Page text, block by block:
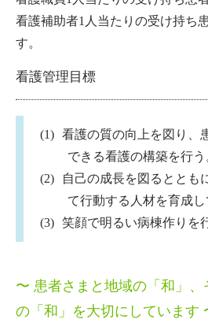
看護補助者1人当たりの受け持ち
す。
看護管理目標
看護の質の向上を図り、
できる看護の構築を行う
自己の成長を図るととも
て行動する人材を育成し
笑顔で明るい病棟作りを
〜 患者さまと地域の「和」、
の「和」を大切にしています